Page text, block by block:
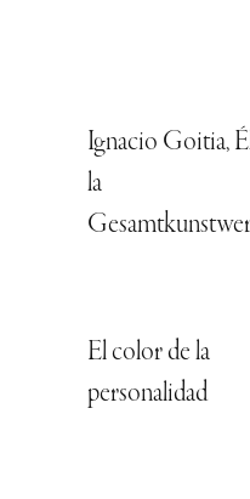
Ignacio Goitia,
la
El color de la
personalidad